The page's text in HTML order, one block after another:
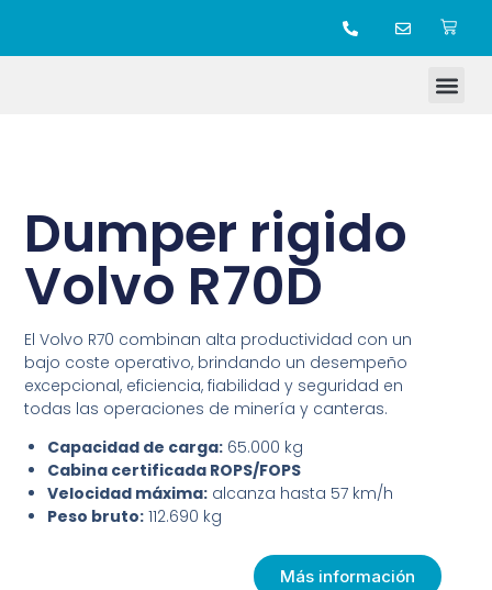
Dumper rigido
Volvo R70D
El Volvo R70 combinan alta productividad con un
bajo coste operativo, brindando un desempeño
excepcional, eficiencia, fiabilidad y seguridad en
todas las operaciones de minería y canteras.
Capacidad de carga: 65.000 kg
Cabina certificada ROPS/FOPS
Velocidad máxima: alcanza hasta 57 km/h
Peso bruto: 112.690 kg
Más información